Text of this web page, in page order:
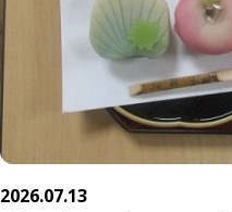
2026.07.13